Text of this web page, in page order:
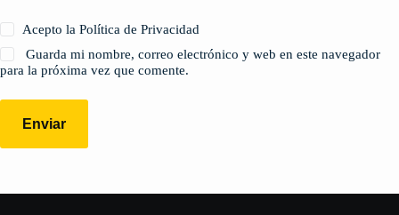
Acepto la Política de Privacidad
Guarda mi nombre, correo electrónico y web en este navegador
para la próxima vez que comente.
Enviar